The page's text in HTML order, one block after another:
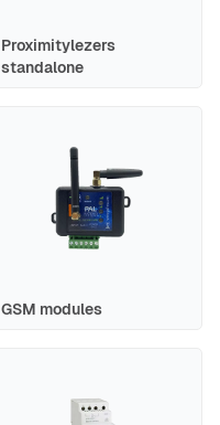
Proximitylezers
standalone
GSM modules